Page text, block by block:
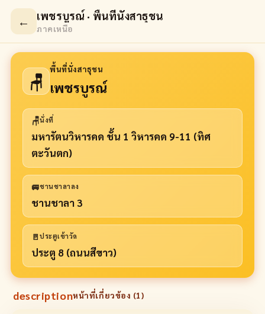
← เพชรบูรณ์ · พื้นที่นั่งสาธุชน
ภาคเหนือ
🪑
พื้นที่นั่งสาธุชน
เพชรบูรณ์
🪑นั่งที่
มหารัตนวิหารคด ชั้น 1 วิหารคด 9-11 (ทิศ
ตะวันตก)
🚐ชานชาลาลง
ชานชาลา 3
🚪ประตูเข้าวัด
ประตู 8 (ถนนสีขาว)
descriptionหน้าที่เกี่ยวข้อง (1)